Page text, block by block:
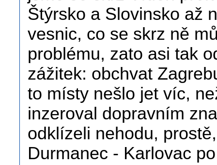
Štýrsko a Slovinsko až
vesnic, co se skrz ně
problému, zato asi tak
zážitek: obchvat
to místy nešlo jet víc,
inzeroval dopravním
odklízeli nehodu,
Durmanec - Karlovac